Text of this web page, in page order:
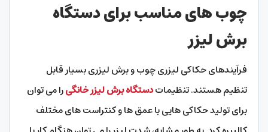
چوب های مناسب برای دستگاه
برش لیزر
فرآیندهای حکاکی لیزری چوب و برش لیزری بسیار قابل
تنظیم هستند. تنظیماتدستگاه برش لیزر خانگیرا می توان
برای تولید حکاکی هایی با عمق ها و کنتراست های مختلف